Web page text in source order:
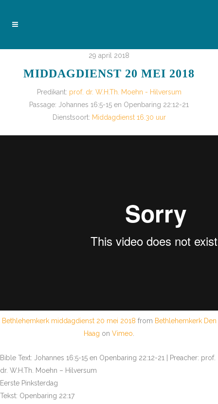
29 april 2018
MIDDAGDIENST 20 MEI 2018
Predikant: prof. dr. W.H.Th. Moehn - Hilversum
Passage: Johannes 16:5-15 en Openbaring 22:12-21
Dienstsoort: Middagdienst 16.30 uur
Bethlehemkerk middagdienst 20 mei 2018 from Bethlehemkerk Den
Haag on Vimeo
Bible Text: Johannes 16:5-15 en Openbaring 22:12-21 | Preacher: prof.
dr. W.H.Th. Moehn – Hilversum
Eerste Pinksterdag
Tekst: Openbaring 22:17